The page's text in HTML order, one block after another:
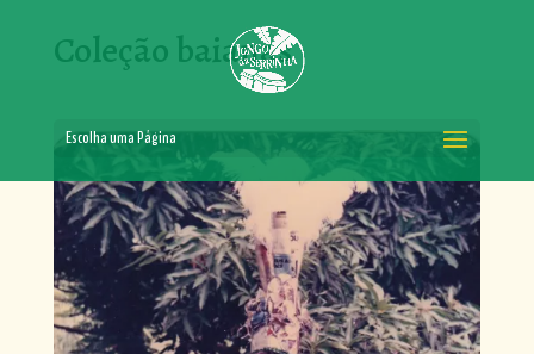
Escolha uma Página
Coleção baianas